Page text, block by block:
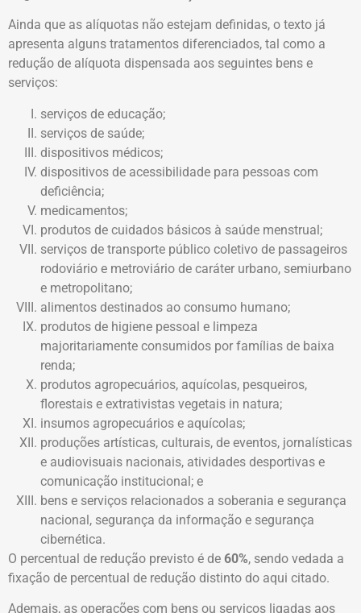
Ainda que as alíquotas não estejam definidas, o texto já
apresenta alguns tratamentos diferenciados, tal como a
redução de alíquota dispensada aos seguintes bens e
serviços:
serviços de educação;
serviços de saúde;
dispositivos médicos;
dispositivos de acessibilidade para pessoas com
deficiência;
medicamentos;
produtos de cuidados básicos à saúde menstrual;
serviços de transporte público coletivo de passageiros
rodoviário e metroviário de caráter urbano, semiurbano
e metropolitano;
alimentos destinados ao consumo humano;
produtos de higiene pessoal e limpeza
majoritariamente consumidos por famílias de baixa
renda;
produtos agropecuários, aquícolas, pesqueiros,
florestais e extrativistas vegetais in natura;
insumos agropecuários e aquícolas;
produções artísticas, culturais, de eventos, jornalísticas
e audiovisuais nacionais, atividades desportivas e
comunicação institucional; e
bens e serviços relacionados a soberania e segurança
nacional, segurança da informação e segurança
cibernética.
O percentual de redução previsto é de 60%, sendo vedada a
fixação de percentual de redução distinto do aqui citado.
Ademais, as operações com bens ou serviços ligadas aos